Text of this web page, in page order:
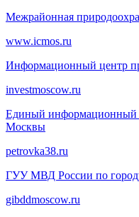
Межрайонная
www.icmos.ru
Информационный центр
investmoscow.ru
Единый информационный
Москвы
petrovka38.ru
ГУУ МВД России по
gibddmoscow.ru